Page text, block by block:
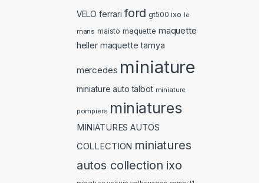
VELO ferrari ford gt500 ixo le
mans maisto maquette maquette
heller maquette tamya
mercedes miniature
miniature auto talbot miniature
pompiers miniatures
MINIATURES AUTOS
COLLECTION miniatures
autos collection ixo